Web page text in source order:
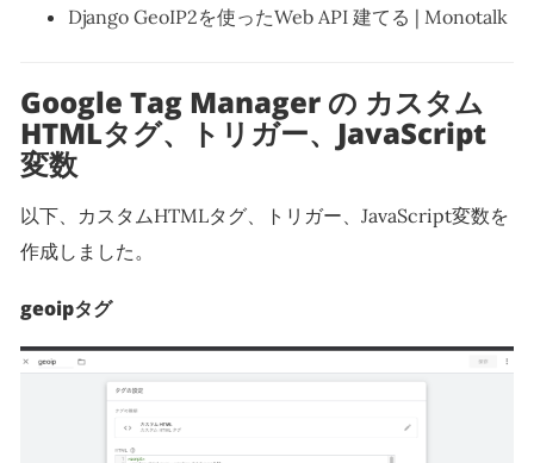
Django GeoIP2を使ったWeb API 建てる | Monotalk
Google Tag Manager の カスタム
HTMLタグ、トリガー、JavaScript
変数
以下、カスタムHTMLタグ、トリガー、JavaScript変数を
作成しました。
geoipタグ